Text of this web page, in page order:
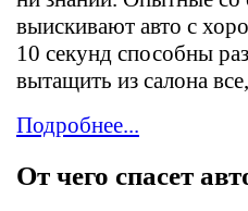
выискивают авто с
10 секунд способны
вытащить из салона все,
Подробнее...
От чего спасет